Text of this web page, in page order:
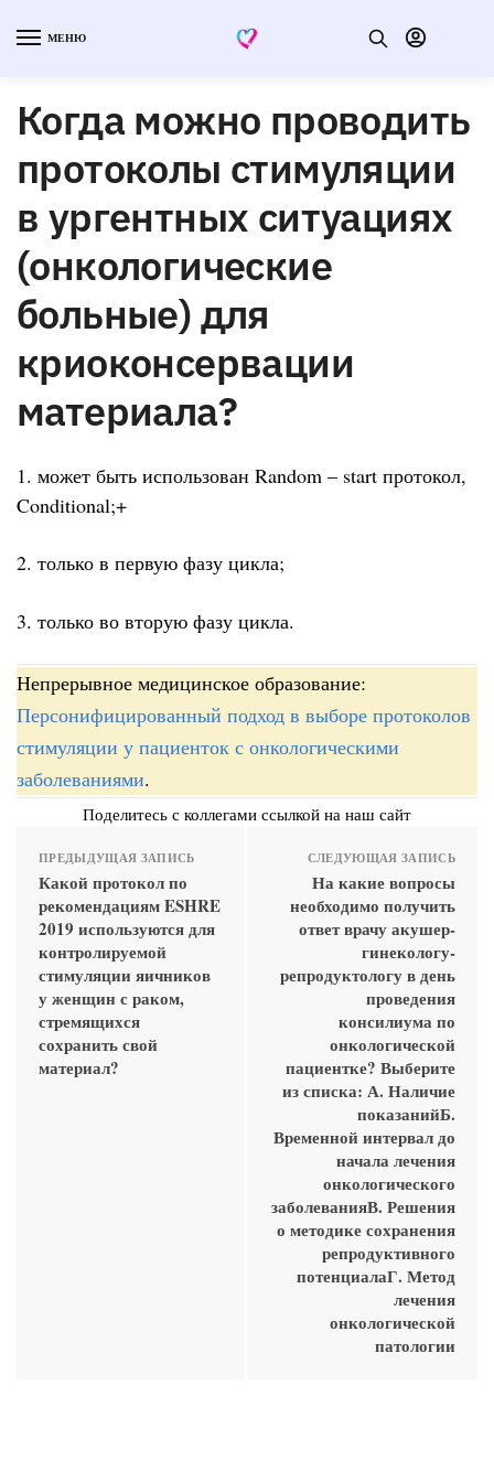
МЕНЮ
Когда можно проводить
протоколы стимуляции
в ургентных ситуациях
(онкологические
больные) для
криоконсервации
материала?
1. может быть использован Random – start протокол,
Conditional;+
2. только в первую фазу цикла;
3. только во вторую фазу цикла.
Непрерывное медицинское образование:
Персонифицированный подход в выборе протоколов
стимуляции у пациенток с онкологическими
заболеваниями.
Поделитесь с коллегами ссылкой на наш сайт
ПРЕДЫДУЩАЯ ЗАПИСЬ
Какой протокол по
рекомендациям ESHRE
2019 используются для
контролируемой
стимуляции яичников
у женщин с раком,
стремящихся
сохранить свой
материал?
СЛЕДУЮЩАЯ ЗАПИСЬ
На какие вопросы
необходимо получить
ответ врачу акушер-
гинекологу-
репродуктологу в день
проведения
консилиума по
онкологической
пациентке? Выберите
из списка: А. Наличие
показанийБ.
Временной интервал до
начала лечения
онкологического
заболеванияВ. Решения
о методике сохранения
репродуктивного
потенциалаГ. Метод
лечения
онкологической
патологии